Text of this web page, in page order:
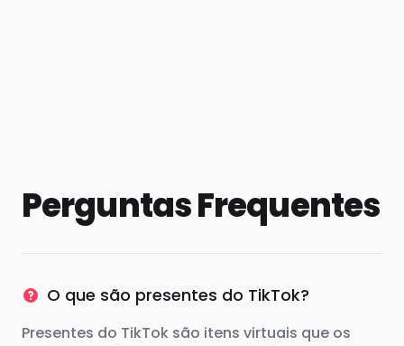
Perguntas Frequentes
O que são presentes do TikTok?
Presentes do TikTok são itens virtuais que os